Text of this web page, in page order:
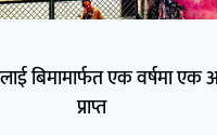
बिमामार्फत एक वर्षमा एक
प्राप्त